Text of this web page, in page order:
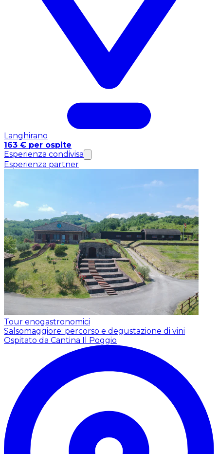
Langhirano
163 € per ospite
Esperienza condivisa
Esperienza partner
Tour enogastronomici
Salsomaggiore: percorso e degustazione di vini
Ospitato da Cantina Il Poggio